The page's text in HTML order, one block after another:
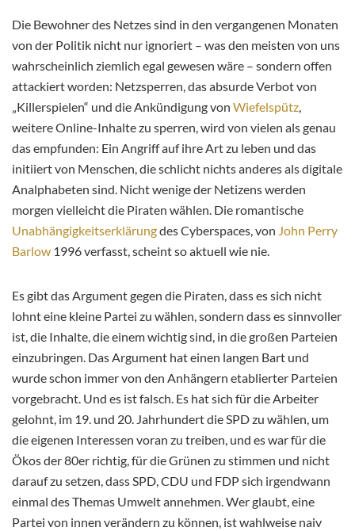
Die Bewohner des Netzes sind in den vergangenen Monaten
von der Politik nicht nur ignoriert – was den meisten von uns
wahrscheinlich ziemlich egal gewesen wäre – sondern offen
attackiert worden: Netzsperren, das absurde Verbot von
„Killerspielen“ und die Ankündigung von Wiefelspütz,
weitere Online-Inhalte zu sperren, wird von vielen als genau
das empfunden: Ein Angriff auf ihre Art zu leben und das
initiiert von Menschen, die schlicht nichts anderes als digitale
Analphabeten sind. Nicht wenige der Netizens werden
morgen vielleicht die Piraten wählen. Die romantische
Unabhängigkeitserklärungdes Cyberspaces, von John Perry
Barlow 1996 verfasst, scheint so aktuell wie nie.
Es gibt das Argument gegen die Piraten, dass es sich nicht
lohnt eine kleine Partei zu wählen, sondern dass es sinnvoller
ist, die Inhalte, die einem wichtig sind, in die großen Parteien
einzubringen. Das Argument hat einen langen Bart und
wurde schon immer von den Anhängern etablierter Parteien
vorgebracht. Und es ist falsch. Es hat sich für die Arbeiter
gelohnt, im 19. und 20. Jahrhundert die SPD zu wählen, um
die eigenen Interessen voran zu treiben, und es war für die
Ökos der 80er richtig, für die Grünen zu stimmen und nicht
darauf zu setzen, dass SPD, CDU und FDP sich irgendwann
einmal des Themas Umwelt annehmen. Wer glaubt, eine
Partei von innen verändern zu können, ist wahlweise naiv